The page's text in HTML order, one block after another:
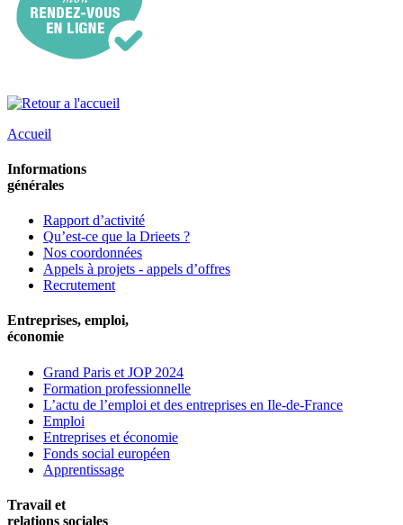
Accueil
Informations
générales
Rapport d’activité
Qu’est-ce que la Drieets ?
Nos coordonnées
Appels à projets - appels d’offres
Recrutement
Entreprises, emploi,
économie
Grand Paris et JOP 2024
Formation professionnelle
L’actu de l’emploi et des entreprises en Ile-de-France
Emploi
Entreprises et économie
Fonds social européen
Apprentissage
Travail et
relations sociales